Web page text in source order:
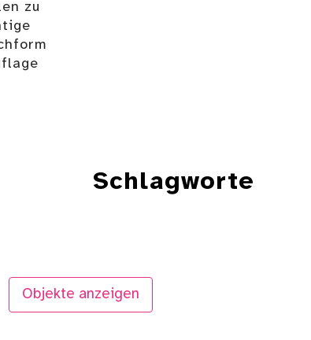
zu
Schlagworte
Objekte anzeigen